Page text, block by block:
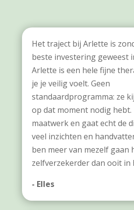
Het traject bij Arlette is
beste investering geweest
Arlette is een hele fijne
je je veilig voelt. Geen
standaardprogramma: ze
op dat moment nodig hebt.
maatwerk en gaat echt de
veel inzichten en
ben meer van mezelf gaan
zelfverzekerder dan ooit in
- Elles